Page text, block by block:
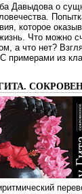
Давыдова о
которое
Что можно
а что нет?
примерами из